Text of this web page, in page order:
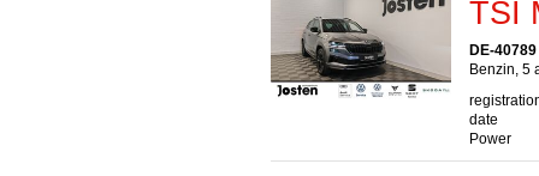
TSI
DE-
Benzin, 5
date
Power